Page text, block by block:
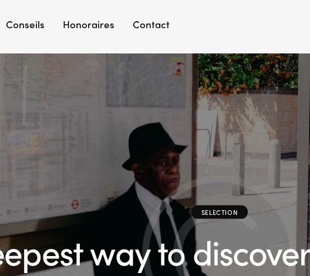
Conseils Honoraires Contact
SELECTION
way to